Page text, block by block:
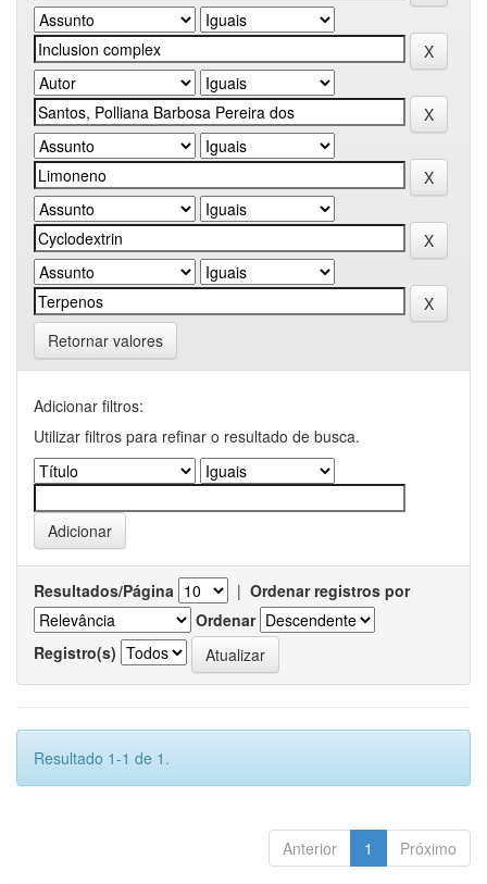
Retornar valores
Adicionar filtros:
Utilizar filtros para refinar o resultado de busca.
Resultados/Página | Ordenar registros por
Ordenar
Registro(s)
Resultado 1-1 de 1.
Anterior 1 Próximo